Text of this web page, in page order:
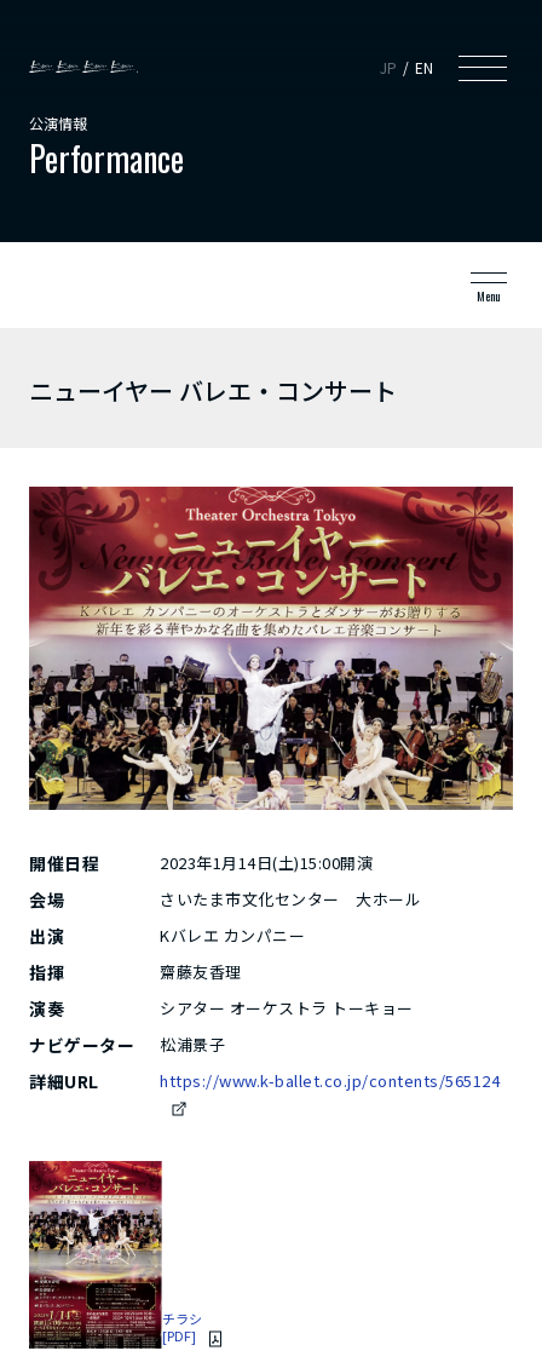
JP EN
公演情報
Performance
Menu
ニューイヤー バレエ・コンサート
開催日程 2023年1月14日(土)15:00開演
会場 さいたま市文化センター 大ホール
出演 Kバレエ カンパニー
指揮 齋藤友香理
演奏 シアター オーケストラ トーキョー
ナビゲーター 松浦景子
詳細URL https://www.k-ballet.co.jp/contents/565124
チラシ
[PDF]